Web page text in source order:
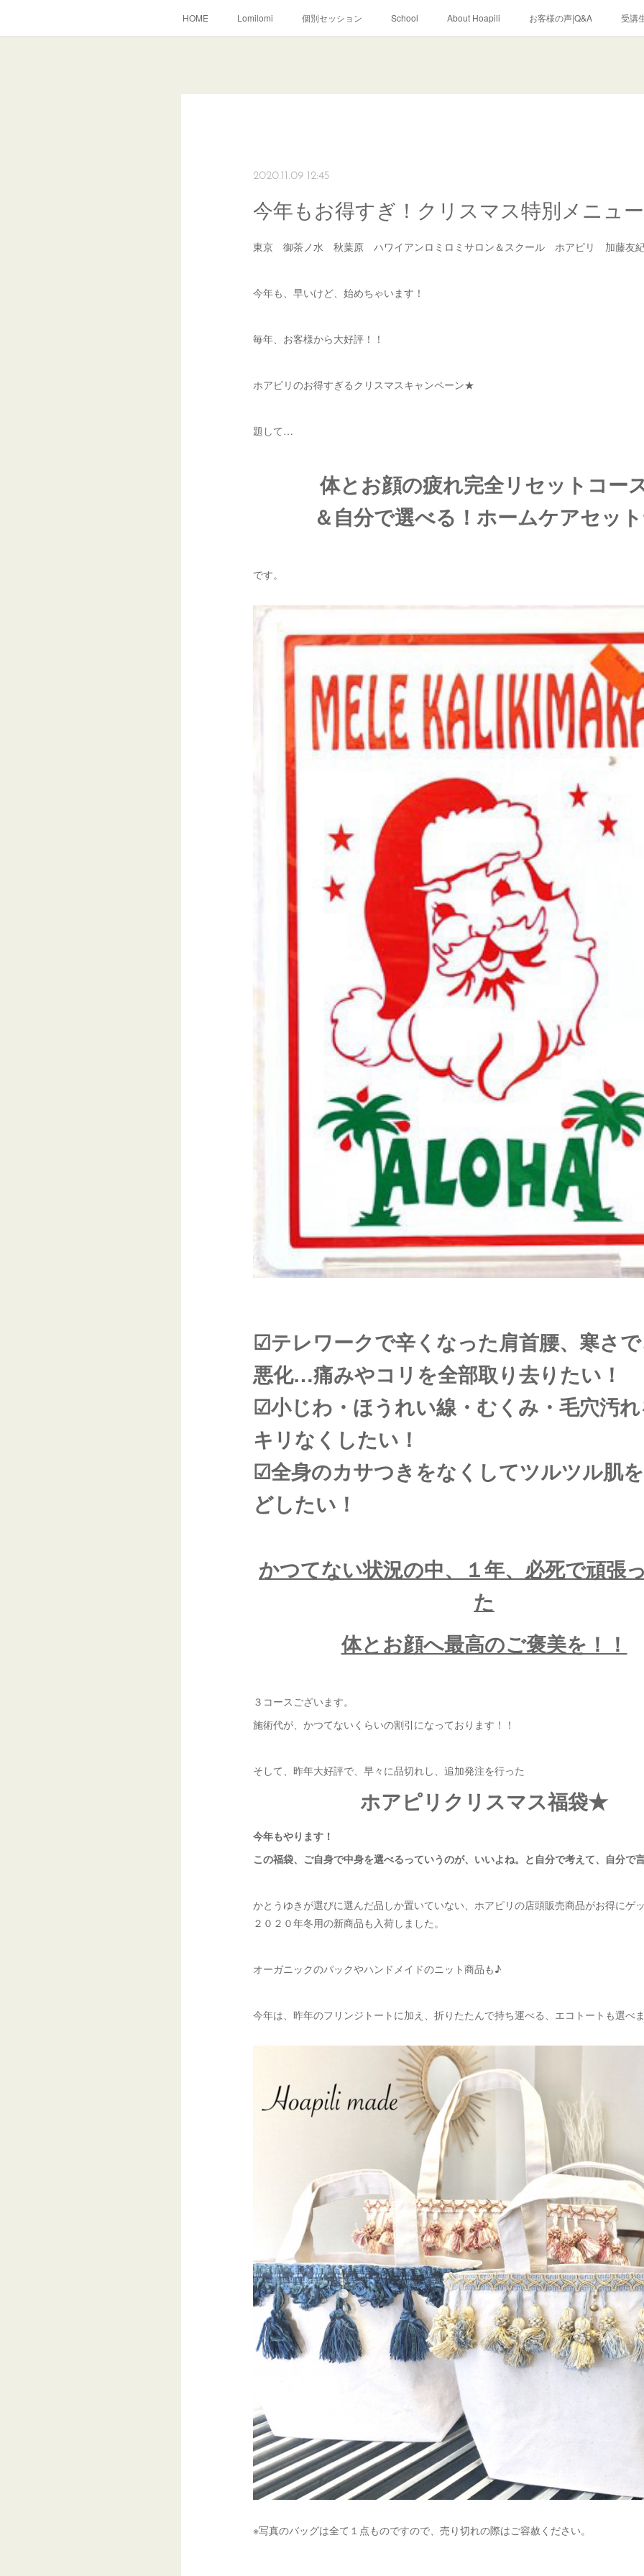
HOME Lomilomi 個別セッション School About Hoapili お客様の声|Q&A 受講
2020.11.09 12:45
今年もお得すぎ！クリスマス特別メニュ
東京 御茶ノ水 秋葉原 ハワイアンロミロミサロン＆スクール ホアピリ 加藤友
今年も、早いけど、始めちゃいます！
毎年、お客様から大好評！！
ホアピリのお得すぎるクリスマスキャンペーン★
題して…
体とお顔の疲れ完全リセットコー
＆自分で選べる！ホームケアセッ
です。
☑テレワークで辛くなった肩首腰、寒さ
悪化…痛みやコリを全部取り去りたい！
☑小じわ・ほうれい線・むくみ・毛穴汚
キリなくしたい！
☑全身のカサつきをなくしてツルツル肌
どしたい！
かつてない状況の中、１年、必死で頑張
た
体とお顔へ最高のご褒美を！！
３コースございます。
施術代が、かつてないくらいの割引になっております！！
そして、昨年大好評で、早々に品切れし、追加発注を行った
ホアピリクリスマス福袋★
今年もやります！
この福袋、ご自身で中身を選べるっていうのが、いいよね。と自分で考えて、自分で
かとうゆきが選びに選んだ品しか置いていない、ホアピリの店頭販売商品がお得にゲ
２０２０年冬用の新商品も入荷しました。
オーガニックのパックやハンドメイドのニット商品も♪
今年は、昨年のフリンジトートに加え、折りたたんで持ち運べる、エコトートも選べ
※写真のバッグは全て１点ものですので、売り切れの際はご容赦ください。